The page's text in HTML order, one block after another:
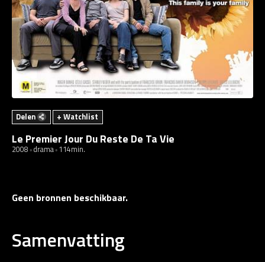
Delen + Watchlist
Le Premier Jour Du Reste De Ta Vie
2008 drama 114min.
Geen bronnen beschikbaar.
Samenvatting